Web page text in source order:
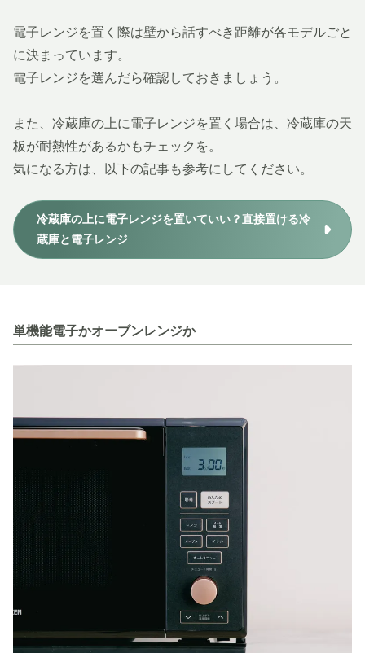
電子レンジを置く際は壁から話すべき距離が各モデルごと
に決まっています。
電子レンジを選んだら確認しておきましょう。
また、冷蔵庫の上に電子レンジを置く場合は、冷蔵庫の天
板が耐熱性があるかもチェックを。
気になる方は、以下の記事も参考にしてください。
冷蔵庫の上に電子レンジを置いていい？直接置ける冷
蔵庫と電子レンジ
単機能電子かオーブンレンジか